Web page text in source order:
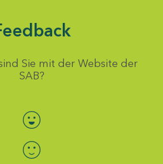
Sie mit der Website der
SAB?
Bewertung auswählen